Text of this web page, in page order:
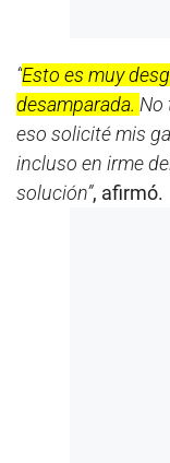
“Esto es muy
desamparada. No
eso solicité mis
incluso en irme
solución”, afirmó.